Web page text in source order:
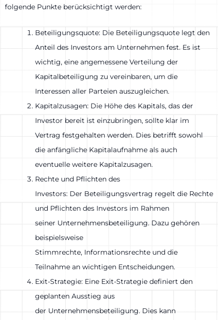
folgende Punkte berücksichtigt werden:
Beteiligungsquote: Die Beteiligungsquote legt den
Anteil des Investors am Unternehmen fest. Es ist
wichtig, eine angemessene Verteilung der
Kapitalbeteiligung zu vereinbaren, um die
Interessen aller Parteien auszugleichen.
Kapitalzusagen: Die Höhe des Kapitals, das der
Investor bereit ist einzubringen, sollte klar im
Vertrag festgehalten werden. Dies betrifft sowohl
die anfängliche Kapitalaufnahme als auch
eventuelle weitere Kapitalzusagen.
Rechte und Pflichten des
Investors: Der Beteiligungsvertrag regelt die Rechte
und Pflichten des Investors im Rahmen
seiner Unternehmensbeteiligung. Dazu gehören
beispielsweise
Stimmrechte, Informationsrechte und die
Teilnahme an wichtigen Entscheidungen.
Exit-Strategie: Eine Exit-Strategie definiert den
geplanten Ausstieg aus
der Unternehmensbeteiligung. Dies kann